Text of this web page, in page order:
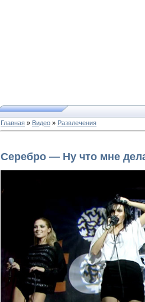
Главная » Видео » Развлечения
Серебро — Ну что мне